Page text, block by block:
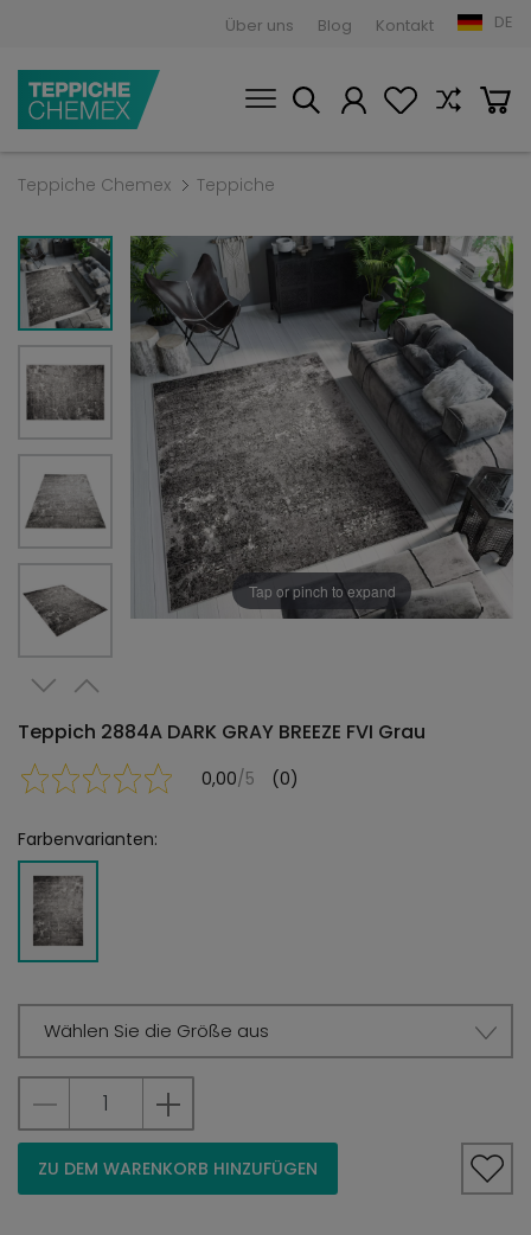
Über uns Blog Kontakt DE
Teppiche Chemex Teppiche
Tap or pinch to expand
Teppich 2884A DARK GRAY BREEZE FVI Grau
0,00/5 (0)
Farbenvarianten:
Wählen Sie die Größe aus
ZU DEM WARENKORB HINZUFÜGEN